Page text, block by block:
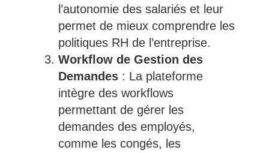
l’autonomie des salariés et leur
permet de mieux comprendre les
politiques RH de l’entreprise.
Workflow de Gestion des
Demandes: La plateforme
intègre des workflows
permettant de gérer les
demandes des employés,
comme les congés, les